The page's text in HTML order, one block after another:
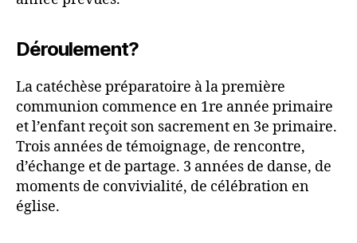
Déroulement?
La catéchèse préparatoire à la première
communion commence en 1re année primaire
et l’enfant reçoit son sacrement en 3e primaire.
Trois années de témoignage, de rencontre,
d’échange et de partage. 3 années de danse, de
moments de convivialité, de célébration en
église.